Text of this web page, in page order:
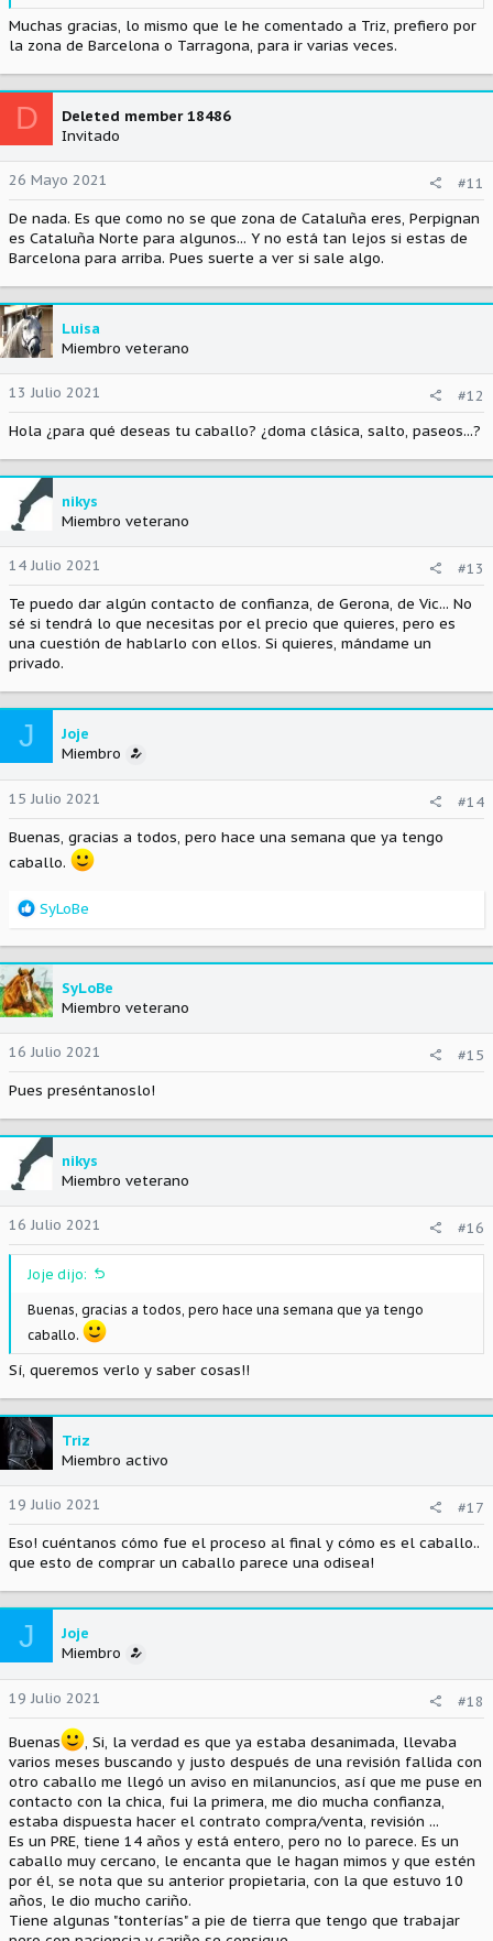
Muchas gracias, lo mismo que le he comentado a Triz, prefiero por
la zona de Barcelona o Tarragona, para ir varias veces.
D
Deleted member 18486
Invitado
26 Mayo 2021
#11
De nada. Es que como no se que zona de Cataluña eres, Perpignan
es Cataluña Norte para algunos... Y no está tan lejos si estas de
Barcelona para arriba. Pues suerte a ver si sale algo.
Luisa
Miembro veterano
13 Julio 2021
#12
Hola ¿para qué deseas tu caballo? ¿doma clásica, salto, paseos...?
nikys
Miembro veterano
14 Julio 2021
#13
Te puedo dar algún contacto de confianza, de Gerona, de Vic... No
sé si tendrá lo que necesitas por el precio que quieres, pero es
una cuestión de hablarlo con ellos. Si quieres, mándame un
privado.
J
Joje
Miembro
15 Julio 2021
#14
Buenas, gracias a todos, pero hace una semana que ya tengo
caballo.
R
a
c
c
i
n
s
SyLoBe
SyLoBe
Miembro veterano
16 Julio 2021
#15
Pues preséntanoslo!
nikys
Miembro veterano
16 Julio 2021 #16
Joje dijo:
Buenas, gracias a todos, pero hace una semana que ya tengo
caballo.
Sí, queremos verlo y saber cosas!!
Triz
Miembro activo
19 Julio 2021
#17
Eso! cuéntanos cómo fue el proceso al final y cómo es el caballo..
que esto de comprar un caballo parece una odisea!
J
Joje
Miembro
19 Julio 2021 #18
Buenas
, Si, la verdad es que ya estaba desanimada, llevaba
varios meses buscando y justo después de una revisión fallida con
otro caballo me llegó un aviso en milanuncios, así que me puse en
contacto con la chica, fui la primera, me dio mucha confianza,
estaba dispuesta hacer el contrato compra/venta, revisión ...
Es un PRE, tiene 14 años y está entero, pero no lo parece. Es un
caballo muy cercano, le encanta que le hagan mimos y que estén
por él, se nota que su anterior propietaria, con la que estuvo 10
años, le dio mucho cariño.
Tiene algunas "tonterías" a pie de tierra que tengo que trabajar